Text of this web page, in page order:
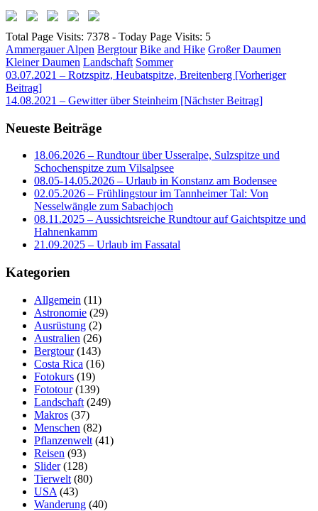
Total Page Visits: 7378 - Today Page Visits: 5
Ammergauer Alpen Bergtour Bike and Hike Großer Daumen
Kleiner Daumen Landschaft Sommer
Beitragsnavigation
03.07.2021 – Rotzspitz, Heubatspitze, Breitenberg [Vorheriger
Beitrag]
14.08.2021 – Gewitter über Steinheim [Nächster Beitrag]
Neueste Beiträge
18.06.2026 – Rundtour über Usseralpe, Sulzspitze und
Schochenspitze zum Vilsalpsee
08.05-14.05.2026 – Urlaub in Konstanz am Bodensee
02.05.2026 – Frühlingstour im Tannheimer Tal: Von
Nesselwängle zum Sabachjoch
08.11.2025 – Aussichtsreiche Rundtour auf Gaichtspitze und
Hahnenkamm
21.09.2025 – Urlaub im Fassatal
Kategorien
Allgemein (11)
Astronomie (29)
Ausrüstung (2)
Australien (26)
Bergtour(143)
Costa Rica (16)
Fotokurs (19)
Fototour(139)
Landschaft (249)
Makros (37)
Menschen (82)
Pflanzenwelt (41)
Reisen (93)
Slider(128)
Tierwelt (80)
USA (43)
Wanderung (40)